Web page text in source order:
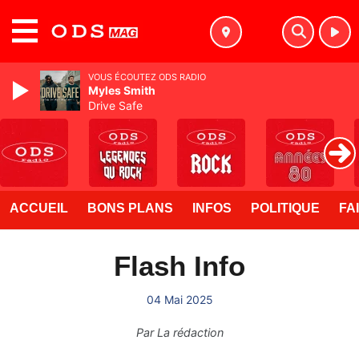
ACCUEIL BONS PLANS INFOS POLITIQUE
Flash Info
04 Mai 2025
ParLa rédaction
VOUS ÉCOUTEZ ODS RADIO
Myles Smith
Drive Safe